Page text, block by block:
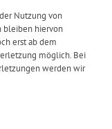
Nutzung von
bleiben hiervon
erst ab dem
möglich. Bei
werden wir